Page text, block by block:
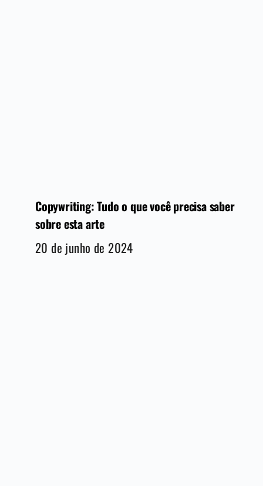
Copywriting: Tudo o que você precisa saber
sobre esta arte
20 de junho de 2024